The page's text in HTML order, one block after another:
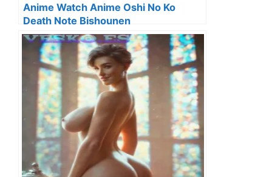
Anime Watch Anime Oshi No Ko
Death Note Bishounen